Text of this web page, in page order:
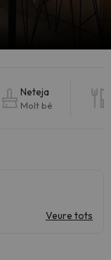
Neteja
Molt bé
Veure tots